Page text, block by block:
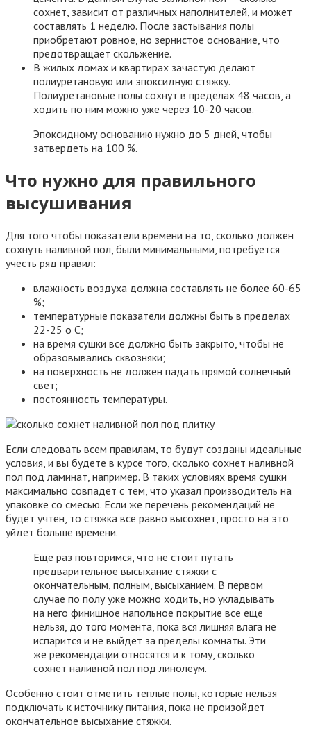
сохнет, зависит от различных наполнителей, и может
составлять 1 неделю. После застывания полы
приобретают ровное, но зернистое основание, что
предотвращает скольжение.
В жилых домах и квартирах зачастую делают
полиуретановую или эпоксидную стяжку.
Полиуретановые полы сохнут в пределах 48 часов, а
ходить по ним можно уже через 10-20 часов.
Эпоксидному основанию нужно до 5 дней, чтобы
затвердеть на 100 %.
Что нужно для правильного
высушивания
Для того чтобы показатели времени на то, сколько должен
сохнуть наливной пол, были минимальными, потребуется
учесть ряд правил:
влажность воздуха должна составлять не более 60-65
%;
температурные показатели должны быть в пределах
22-25 о С;
на время сушки все должно быть закрыто, чтобы не
образовывались сквозняки;
на поверхность не должен падать прямой солнечный
свет;
постоянность температуры.
Если следовать всем правилам, то будут созданы идеальные
условия, и вы будете в курсе того, сколько сохнет наливной
пол под ламинат, например. В таких условиях время сушки
максимально совпадет с тем, что указал производитель на
упаковке со смесью. Если же перечень рекомендаций не
будет учтен, то стяжка все равно высохнет, просто на это
уйдет больше времени.
Еще раз повторимся, что не стоит путать
предварительное высыхание стяжки с
окончательным, полным, высыханием. В первом
случае по полу уже можно ходить, но укладывать
на него финишное напольное покрытие все еще
нельзя, до того момента, пока вся лишняя влага не
испарится и не выйдет за пределы комнаты. Эти
же рекомендации относятся и к тому, сколько
сохнет наливной пол под линолеум.
Особенно стоит отметить теплые полы, которые нельзя
подключать к источнику питания, пока не произойдет
окончательное высыхание стяжки.